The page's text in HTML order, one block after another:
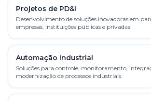
Projetos de PD&I
Desenvolvimento de soluções inovadoras em
empresas, instituições públicas e privadas.
Automação industrial
Soluções para controle, monitoramento,
modernização de processos industriais.